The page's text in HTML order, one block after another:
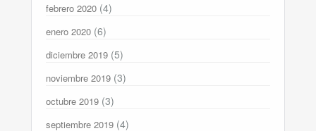
febrero 2020 (4)
enero 2020 (6)
diciembre 2019 (5)
noviembre 2019 (3)
octubre 2019 (3)
septiembre 2019 (4)